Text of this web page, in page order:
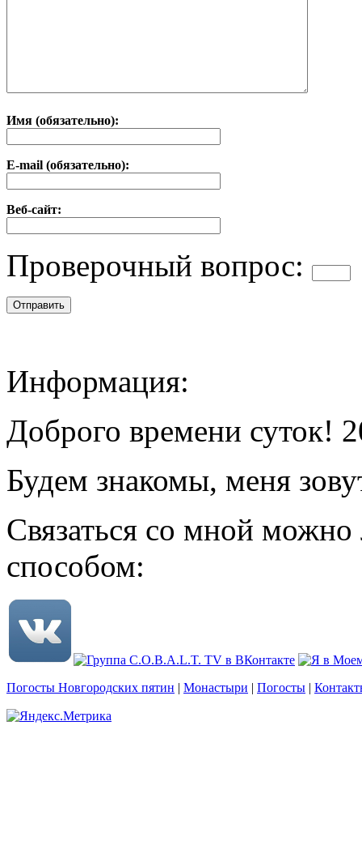
Имя (обязательно):
E-mail (обязательно):
Веб-сайт:
Проверочный вопрос:
Информация:
Доброго времени суток!
Будем знакомы, меня
Связаться со мной
способом:
Погосты Новгородских пятин | Монастыри | Погосты |